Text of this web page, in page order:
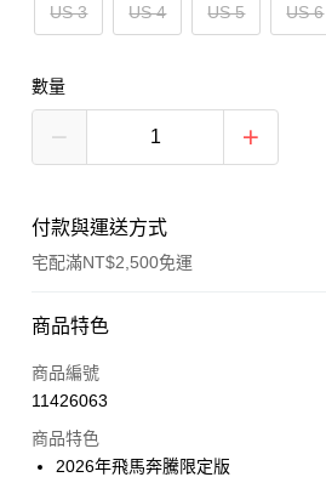
US 3 US 4 US 5 US 6
數量
付款與運送方式
宅配滿NT$2,500免運
付款方式
信用卡一次付款
大哥付你分期
商品特色
商品編號
11426063
商品特色
2026年飛馬奔騰限定版